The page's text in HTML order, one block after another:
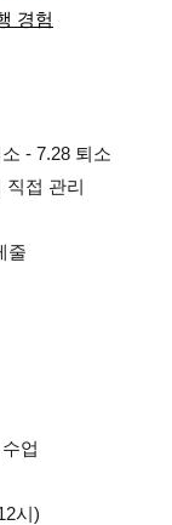
경험
- 7.28 퇴소
접 관리
줄
업
시)